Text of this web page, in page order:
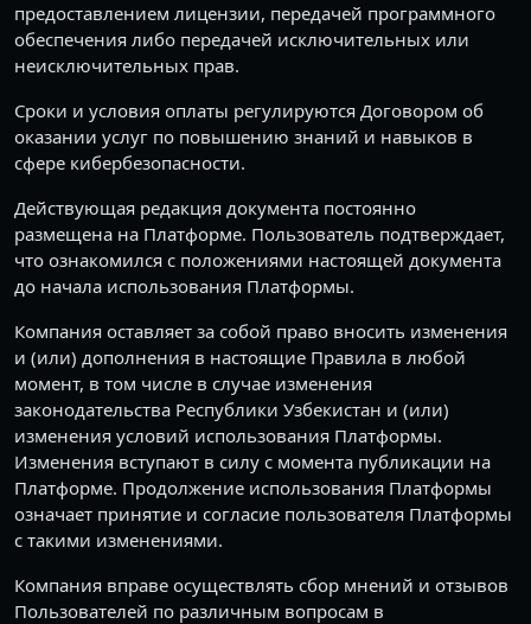
предоставлением лицензии, передачей программного
обеспечения либо передачей исключительных или
неисключительных прав.
Сроки и условия оплаты регулируются Договором об
оказании услуг по повышению знаний и навыков в
сфере кибербезопасности.
Действующая редакция документа постоянно
размещена на Платформе. Пользователь подтверждает,
что ознакомился с положениями настоящей документа
до начала использования Платформы.
Компания оставляет за собой право вносить изменения
и (или) дополнения в настоящие Правила в любой
момент, в том числе в случае изменения
законодательства Республики Узбекистан и (или)
изменения условий использования Платформы.
Изменения вступают в силу с момента публикации на
Платформе. Продолжение использования Платформы
означает принятие и согласие пользователя Платформы
с такими изменениями.
Компания вправе осуществлять сбор мнений и отзывов
Пользователей по различным вопросам в